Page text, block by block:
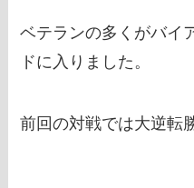
ベテランの多くがバイ
ドに入りました。
前回の対戦では大逆転